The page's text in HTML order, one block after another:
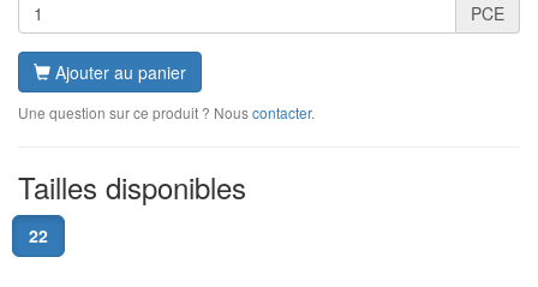
PCE
Ajouter au panier
Une question sur ce produit ? Nouscontacter.
Tailles disponibles
22